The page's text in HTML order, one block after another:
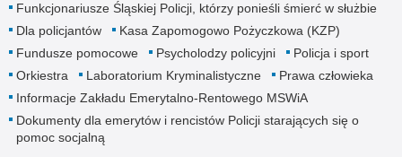
Funkcjonariusze Śląskiej Policji, którzy ponieśli śmierć w służbie
Dla policjantów
Kasa Zapomogowo Pożyczkowa (KZP)
Fundusze pomocowe
Psycholodzy policyjni
Policja i sport
Orkiestra
Laboratorium Kryminalistyczne
Prawa człowieka
Informacje Zakładu Emerytalno-Rentowego MSWiA
Dokumenty dla emerytów i rencistów Policji starających się o
pomoc socjalną